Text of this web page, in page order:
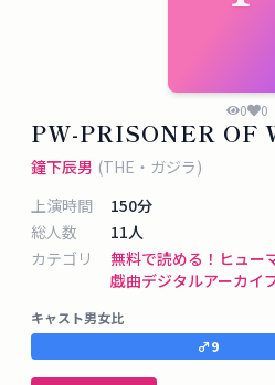
デ
タ
ベ
ス
掲
0 0
PW-PRISONER OF
鐘下辰男 (THE・ガジラ)
上演時間
150分
総人数
11人
カテゴリ
無料で読める！ ヒュー
戯曲デジタルアーカイ
キャスト男女比
♂9